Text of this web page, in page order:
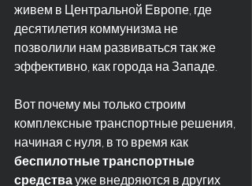
живем в Центральной Европе, где
десятилетия коммунизма не
позволили нам развиваться так же
эффективно, как города на Западе.
Вот почему мы только строим
комплексные транспортные решения,
начиная с нуля, в то время как
беспилотные транспортные
средства уже внедряются в других